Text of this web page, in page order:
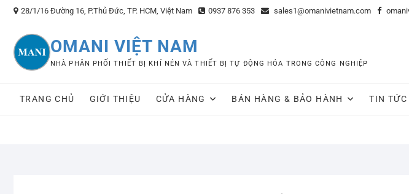
Skip
content
28/1/16 Đường 16, P.Thủ Đức, TP. HCM, Việt Nam 0937 876 353 sales1@omanivietnam.com
OMANI VIỆT NAM
NHÀ PHÂN PHỐI THIẾT BỊ KHÍ NÉN VÀ THIẾT BỊ TỰ ĐỘNG HÓA TRONG CÔNG NGHIỆP
TRANG CHỦ GIỚI THIỆU CỬA HÀNG BÁN HÀNG & BẢO HÀNH TIN TỨC